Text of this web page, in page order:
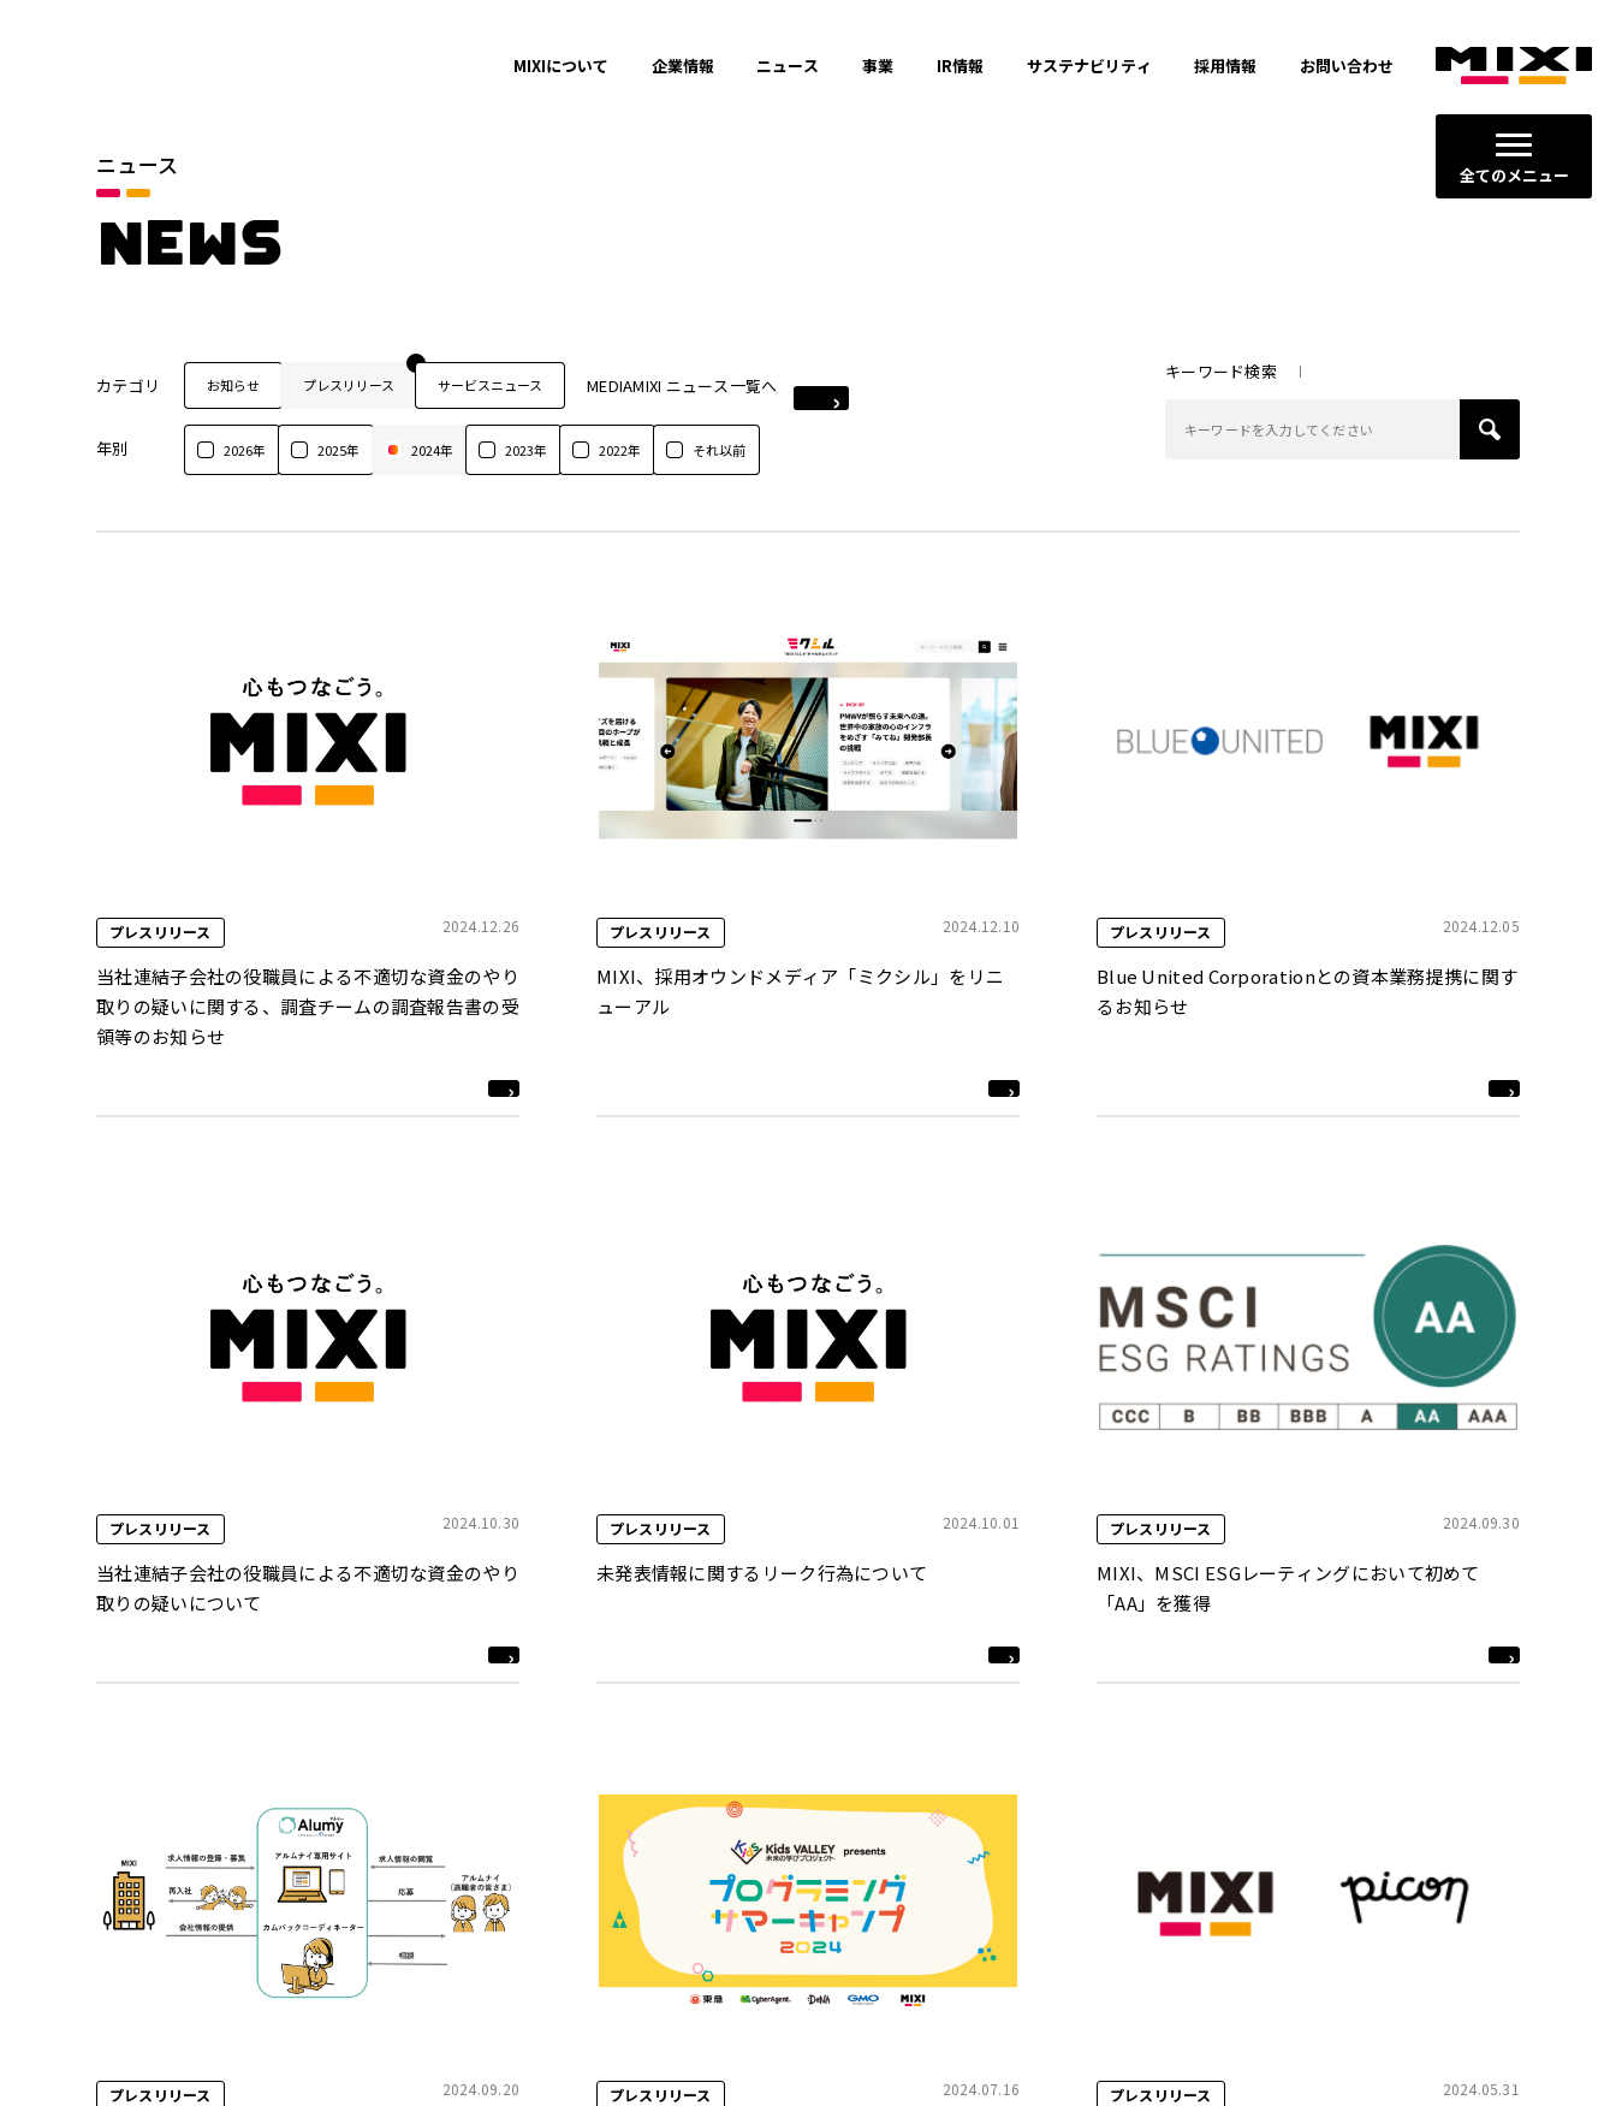
全てのメニュー
MIXIについて 企業情報 ニュース 事業 IR情報 サステナビリティ 採用情報 お問い合わせ
ニュース
NEWS
カテゴリ お知らせ プレスリリース サービスニュース MEDIAMIXI ニュース一覧へ
年別 2026年 2025年 2024年 2023年 2022年 それ以前
キーワード検索
プレスリリース 2024.12.26
当社連結子会社の役職員による不適切な資金のやり
取りの疑いに関する、調査チームの調査報告書の受
領等のお知らせ
プレスリリース 2024.12.10
MIXI、採用オウンドメディア「ミクシル」をリニ
ューアル
プレスリリース 2024.12.05
Blue United Corporationとの資本業務提携に関す
るお知らせ
プレスリリース 2024.10.30
当社連結子会社の役職員による不適切な資金のやり
取りの疑いについて
プレスリリース 2024.10.01
未発表情報に関するリーク行為について
プレスリリース 2024.09.30
MIXI、MSCI ESGレーティングにおいて初めて
「AA」を獲得
プレスリリース 2024.09.20 プレスリリース 2024.07.16 プレスリリース 2024.05.31